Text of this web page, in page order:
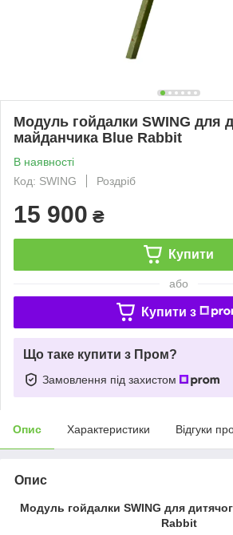
Модуль гойдалки SWING для
майданчика Blue Rabbit
В наявності
Код: SWING
Роздріб
15 900 ₴
Купити
або
Купити з
Що таке купити з Пром?
Замовлення під захистом
Опис Характеристики Відгуки
Опис
Модуль гойдалки SWING для
Rabbit